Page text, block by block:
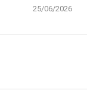
25/06/2026